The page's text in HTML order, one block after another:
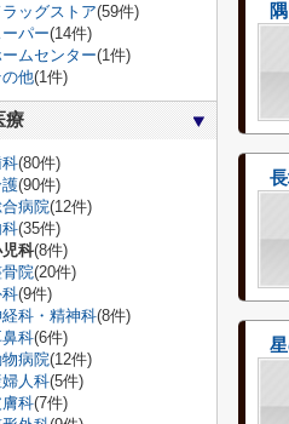
ラッグストア(59件)
ーパー(14件)
ムセンター(1件)
の他(1件)
療
(80件)
(90件)
病院(12件)
科(35件)
科(8件)
院(20件)
(9件)
科・精神科(8件)
科(6件)
病院(12件)
婦人科(5件)
膚科(7件)